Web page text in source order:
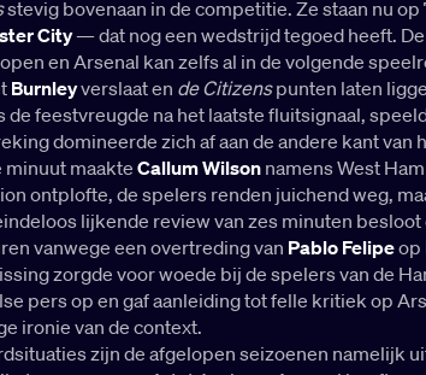
stevig bovenaan in de competitie. Ze staan nu
City— dat nog een wedstrijd tegoed heeft.
en Arsenal kan zelfs al in de volgende
Burnleyverslaat en de Citizenspunten laten
de feestvreugde na het laatste fluitsignaal,
domineerde zich af aan de andere kant van
minuut maakteCallum Wilsonnamens West
ontplofte, de spelers renden juichend weg,
lijkende review van zes minuten
vanwege een overtreding van Pablo Felipeop
zorgde voor woede bij de spelers van de
pers op en gaf aanleiding tot felle kritiek op
ironie van de context.
zijn de afgelopen seizoenen namelijk